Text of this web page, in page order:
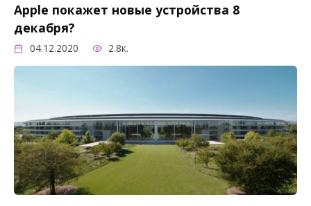
Apple покажет новые устройства 8
декабря?
04.12.2020 2.8к.